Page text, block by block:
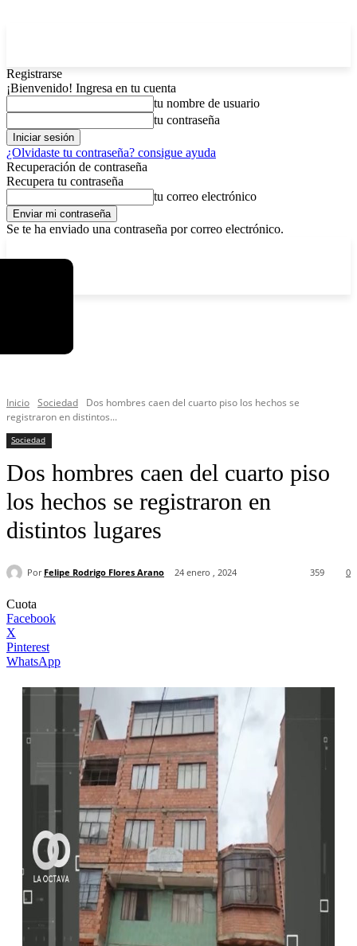
Registrarse
¡Bienvenido! Ingresa en tu cuenta
tu nombre de usuario
tu contraseña
¿Olvidaste tu contraseña? consigue ayuda
Recuperación de contraseña
Recupera tu contraseña
tu correo electrónico
Se te ha enviado una contraseña por correo electrónico.
Inicio Sociedad
Dos hombres caen del cuarto piso los hechos se
registraron en distintos...
Sociedad
Dos hombres caen del cuarto piso
los hechos se registraron en
distintos lugares
Por Felipe Rodrigo Flores Arano 24 enero , 2024 0
359
Cuota
Facebook
X
Pinterest
WhatsApp